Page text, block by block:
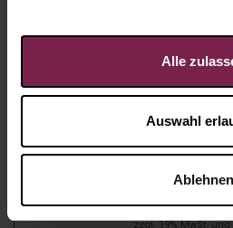
Alle
Auswahl
Ablehnen
Karte: Großes
Artikel-Nr.:
ab0,75
zzgl. 19% MwSt. und